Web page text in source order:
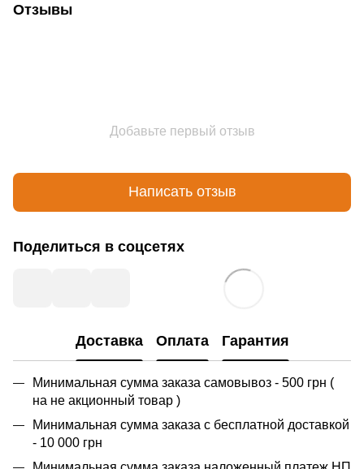
Отзывы
Добавьте первый отзыв
Написать отзыв
Поделиться в соцсетях
Доставка Оплата Гарантия
Минимальная сумма заказа самовывоз - 500 грн (
на не акционный товар )
Минимальная сумма заказа с бесплатной доставкой
- 10 000 грн